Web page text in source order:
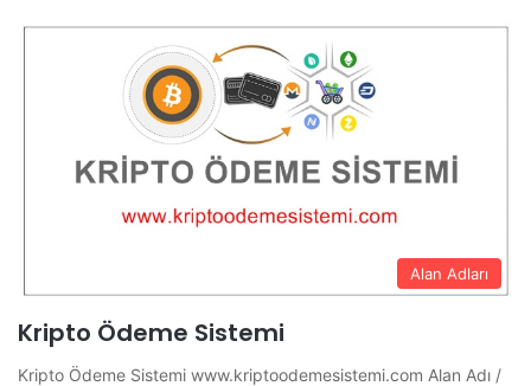
Alan Adları
Kripto Ödeme Sistemi
Kripto Ödeme Sistemi www.kriptoodemesistemi.com Alan Adı /